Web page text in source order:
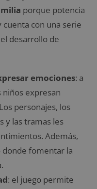
porque potencia
con una serie
desarrollo de
emociones: a
niños expresan
personajes, los
y las tramas les
Además,
fomentar la
: el juego permite